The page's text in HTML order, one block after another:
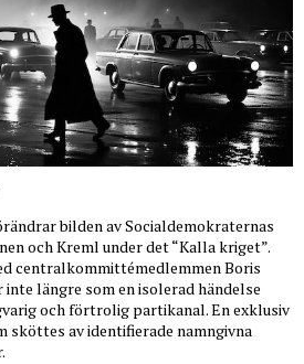
bilden av Socialdemokraternas
och Kreml under det “Kalla kriget”.
centralkommittémedlemmen Boris
längre som en isolerad händelse
och förtrolig partikanal. En exklusiv
sköttes av identifierade namngivna